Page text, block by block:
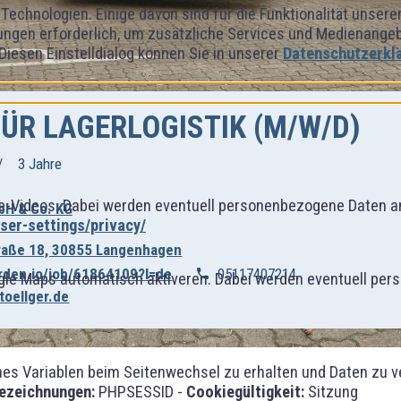
Einige davon sind für die Funktionalität
erforderlich, um zusätzliche Services und
Einstelldialog können Sie in unserer
Videos. Dabei werden eventuell personenbezogene Daten
settings/privacy/
Maps automatisch aktiveren. Dabei werden eventuell
Variablen beim Seitenwechsel zu erhalten und Daten zu
PHPSESSID - Cookiegültigkeit: Sitzung
LAGERLOGISTIK (M/W/D)
3 Jahre
& Co. KG
18, 30855 Langenhagen
job/61864109?l=de
05117407214